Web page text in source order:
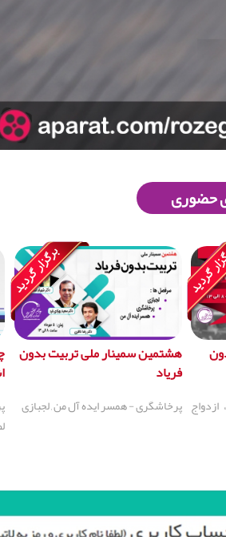
حضوری
هشتمین سمینار ملی تربیت بدون
فریاد
پرخاشگری - همسر ایده آل من , لجبازی